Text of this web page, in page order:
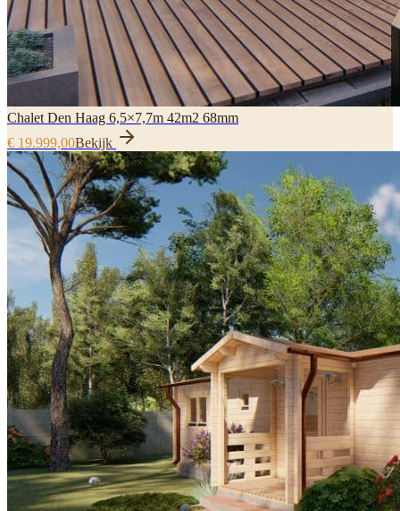
Chalet Den Haag 6,5×7,7m 42m2 68mm
€ 19.999,00Bekijk